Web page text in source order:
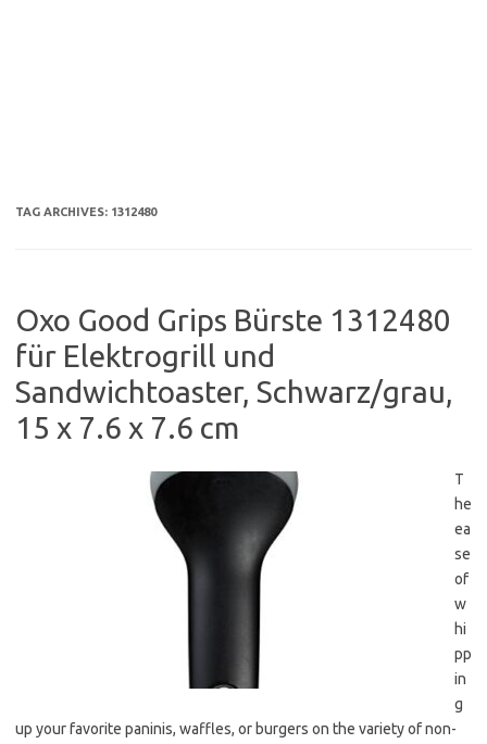
TAG ARCHIVES: 1312480
Oxo Good Grips Bürste 1312480
für Elektrogrill und
Sandwichtoaster, Schwarz/grau,
15 x 7.6 x 7.6 cm
T
he
ea
se
of
w
hi
pp
in
g
up your favorite paninis, waffles, or burgers on the variety of non-